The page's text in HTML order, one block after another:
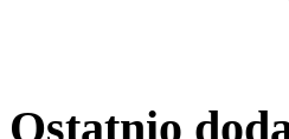
Ostatnio